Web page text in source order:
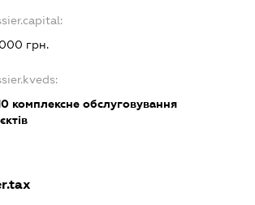
грн.
комплексне обслуговування